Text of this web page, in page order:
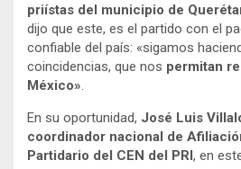
priístas del municipio de
dijo que este, es el partido con el
confiable del país: «sigamos
coincidencias, que nos permitan
México».
En su oportunidad, José Luis
coordinador nacional de
Partidario del CEN del PRI, en